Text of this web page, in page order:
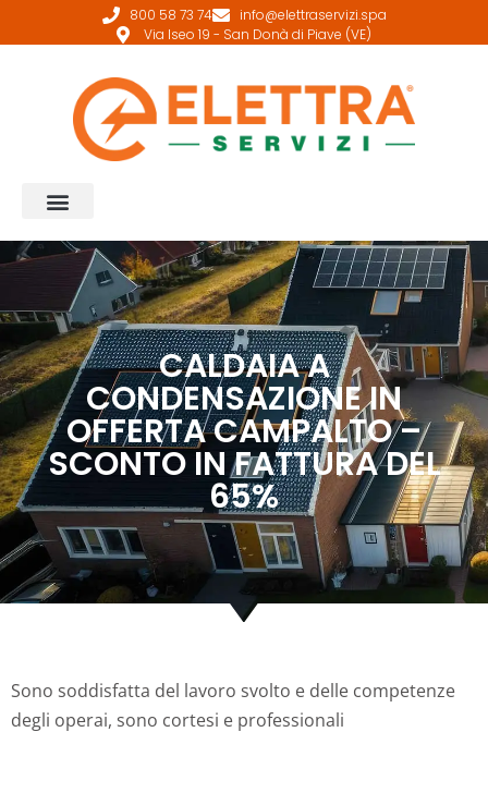
800 58 73 74
info@elettraservizi.spa
Via Iseo 19 - San Donà di Piave (VE)
CALDAIA A
CONDENSAZIONE IN
OFFERTA CAMPALTO –
SCONTO IN FATTURA DEL
65%
Sono soddisfatta del lavoro svolto e delle competenze
degli operai, sono cortesi e professionali